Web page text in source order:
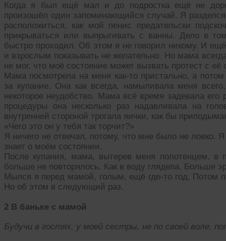
Когда я был ещё мал и до подростка ещё не
произошёл один запоминающийся случай. Я
расположиться, как мой пенис предательски
прикрываться или выпрыгивать с ванны. Дело в
быстро проходил. Об этом я не говорил никому. И
и взрослым показывать не желательно. Но мама
не мог, что моё состояние может вызвать протест с её
Мама посмотрела на меня как-то пристально, а
за купание. Она как всегда, намыливала меня
некоторое неудобство. Мама всё время задевала
процедуры она несколько раз надавливала на
внутренней стороной трогала яички, как бы
«Чего это он у тебя так торчит?»
Я ничего не отвечал, потому, что мне было не ловко.
знает о моём состоянии.
После купания, мама, вытерев меня полотенцем, в
больше не повторялось. Как в воду глядела. Больше
Мылся я перед мамой, голым, ещё где-то год. Потом
Но об этом в следующий раз.
2 В баньке с мамой
Будучи в гостях, у моей сестры, не по своей воле,